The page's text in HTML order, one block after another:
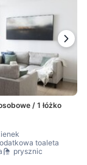
/ 1 łóżko
toaleta
prysznic